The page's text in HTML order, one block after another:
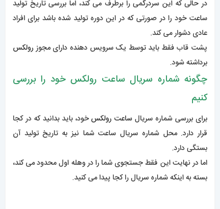
برداشته شود.
چگونه شماره سریال ساعت رولکس خود را بررسی
کنیم
برای بررسی شماره سریال
قرار دارد. محل شماره سریال ساعت شما نیز به تاریخ تولید آن
بستگی دارد.
اما در نهایت این فقط جستجوی شما را در وهله اول محدود می کند،
بسته به اینکه شماره سریال را کجا پیدا می کنید.